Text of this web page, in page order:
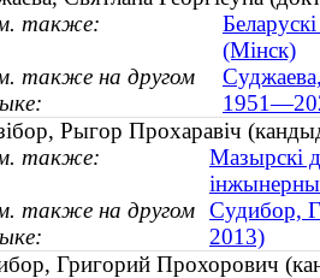
также:
(Мінск)
также на другом
Рыгор Прохаравіч
также:
Мазырскі
інжынерны
также на другом Судибор,
2013)
Григорий Прохорович